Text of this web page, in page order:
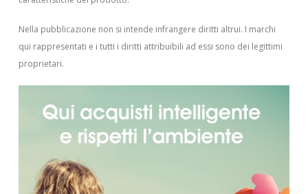
Nella pubblicazione non si intende infrangere diritti altrui. I marchi
qui rappresentati e i tutti i diritti attribuibili ad essi sono dei legittimi
proprietari.